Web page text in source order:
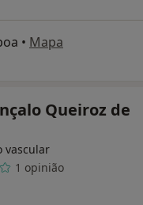
• Mapa
Queiroz de
vascular
1 opinião